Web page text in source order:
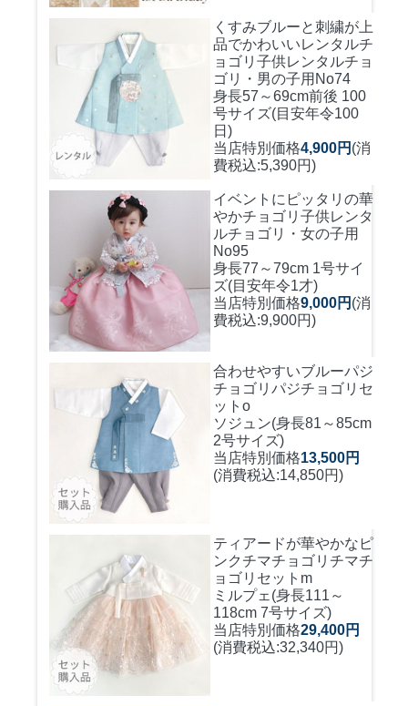
くすみブルーと刺繍が上
品でかわいいレンタルチ
ョゴリ 子供レンタルチョ
ゴリ・男の子用No74
身長57～69cm前後 100
号サイズ(目安年令100
日)
当店特別価格4,900円 (消
費税込:5,390円)
イベントにピッタリの華
やかチョゴリ 子供レンタ
ルチョゴリ・女の子用
No95
身長77～79cm 1号サイ
ズ(目安年令1才)
当店特別価格9,000円 (消
費税込:9,900円)
合わせやすいブルーパジ
チョゴリ パジチョゴリセ
ットo
ソジュン(身長81～85cm
2号サイズ)
当店特別価格13,500円
(消費税込:14,850円)
ティアードが華やかなピ
ンクチマチョゴリ チマチ
ョゴリセットm
ミルプェ(身長111～
118cm 7号サイズ)
当店特別価格29,400円
(消費税込:32,340円)